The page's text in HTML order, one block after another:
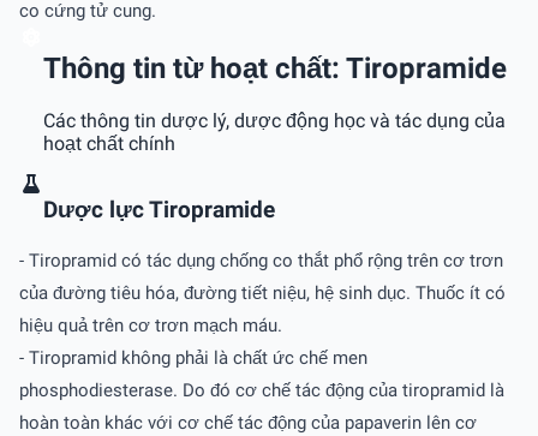
co cứng tử cung.
Thông tin từ hoạt chất: Tiropramide
Các thông tin dược lý, dược động học và tác dụng của
hoạt chất chính
Dược lực Tiropramide
- Tiropramid có tác dụng chống co thắt phổ rộng trên cơ trơn
của đường tiêu hóa, đường tiết niệu, hệ sinh dục. Thuốc ít có
hiệu quả trên cơ trơn mạch máu.
- Tiropramid không phải là chất ức chế men
phosphodiesterase. Do đó cơ chế tác động của tiropramid là
hoàn toàn khác với cơ chế tác động của papaverin lên cơ